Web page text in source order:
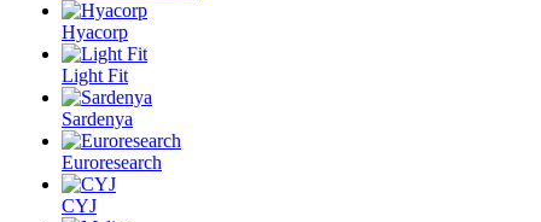
Hyacorp
Light Fit
Sardenya
Euroresearch
CYJ